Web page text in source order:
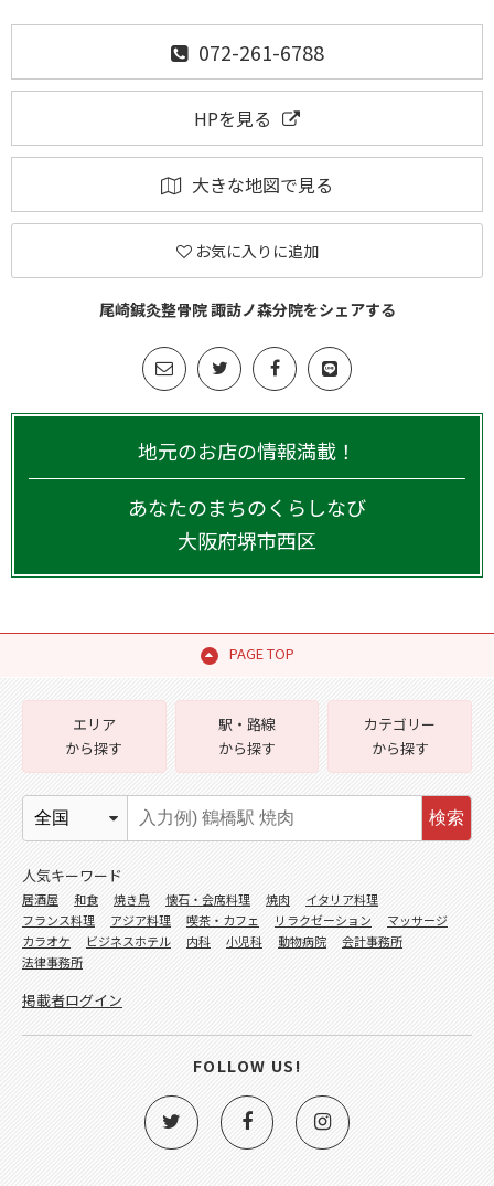
072-261-6788
HPを見る
大きな地図で見る
お気に入りに追加
尾崎鍼灸整骨院 諏訪ノ森分院をシェアする
地元のお店の情報満載！
あなたのまちのくらしなび
大阪府堺市西区
PAGE TOP
エリア
から探す
駅・路線
から探す
カテゴリー
から探す
検索
人気キーワード
居酒屋 和食 焼き鳥 懐石・会席料理 焼肉
イタリア料理
フランス料理
アジア料理 喫茶・カフェ リラクゼーション
マッサージ
カラオケ
ビジネスホテル 内科 小児科 動物病院
会計事務所
法律事務所
掲載者ログイン
FOLLOW US!